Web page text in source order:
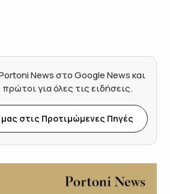
News στο Google News και
για όλες τις ειδήσεις.
στις Προτιμώμενες Πηγές